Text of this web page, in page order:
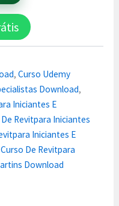
,Curso Udemy
Download,
Iniciantes E
Revitpara Iniciantes
Iniciantes E
De Revitpara
Download